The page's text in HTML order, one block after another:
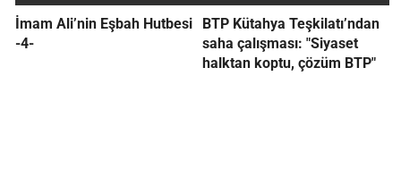
İmam Ali’nin Eşbah Hutbesi
-4-
BTP Kütahya Teşkilatı’ndan
saha çalışması: "Siyaset
halktan koptu, çözüm BTP"